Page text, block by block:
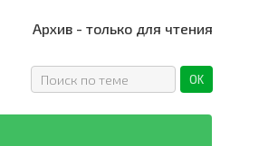
Архив - только для чтения